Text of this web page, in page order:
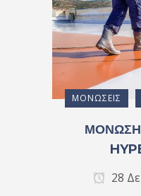
ΜΟΝΏΣΕΙΣ
ΜΟΝΩΣΗ
28